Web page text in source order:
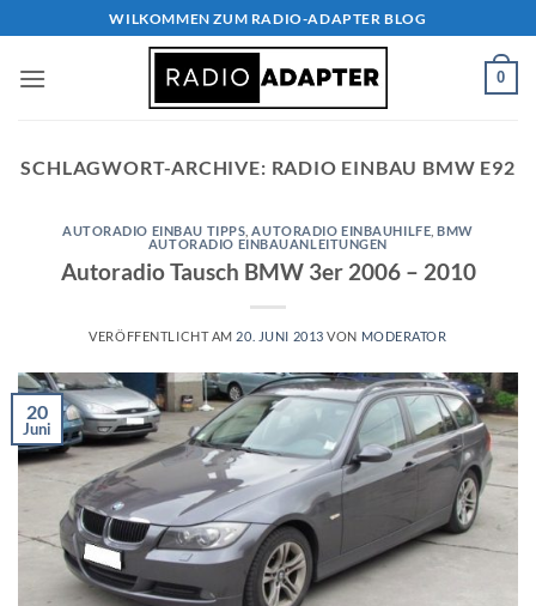
Inhalt
springen
WILKOMMEN ZUM RADIO-ADAPTER BLOG
0
SCHLAGWORT-ARCHIVE: RADIO EINBAU BMW E92
AUTORADIO EINBAU TIPPS ,AUTORADIO EINBAUHILFE ,BMW
AUTORADIO EINBAUANLEITUNGEN
Autoradio Tausch BMW 3er 2006 – 2010
VERÖFFENTLICHT AM 20. JUNI 2013 VON MODERATOR
20
Juni